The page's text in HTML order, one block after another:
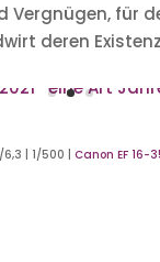
Vergnügen, für
deren
6,3 | 1/500 |Canon EF 16-